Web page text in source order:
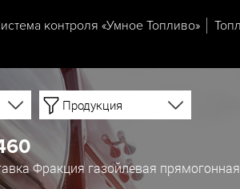
контроля «Умное Топливо»
Продукция
Фракция газойлевая прямогонная